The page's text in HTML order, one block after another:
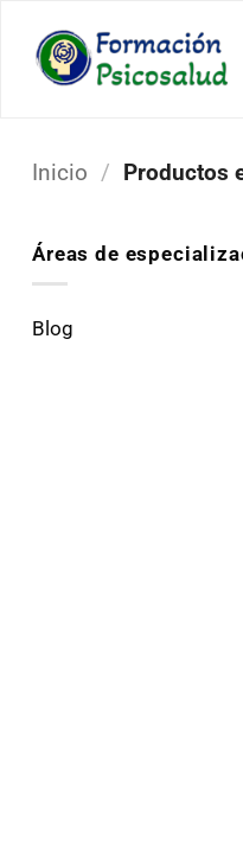
contenido
Inicio / Productos
Áreas de
Blog